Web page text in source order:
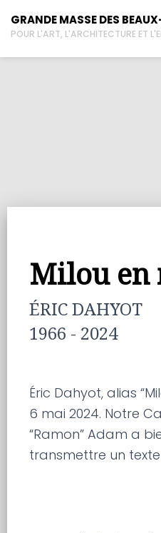
GRANDE MASSE DES
POUR L'ART, L'ARCHITECTURE ET
Milou en
ÉRIC DAHYOT
1966 - 2024
Éric Dahyot, alias
6 mai 2024. Notre
“Ramon” Adam a
transmettre un